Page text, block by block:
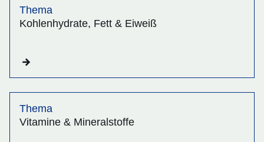
Thema
Kohlenhydrate, Fett & Eiweiß
Thema
Vitamine & Mineralstoffe